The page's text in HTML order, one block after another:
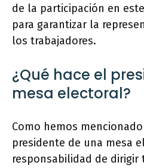
de la participación en
para garantizar la
los trabajadores.
¿Qué hace el
mesa electoral?
Como hemos
presidente de una mesa
responsabilidad de dirigir